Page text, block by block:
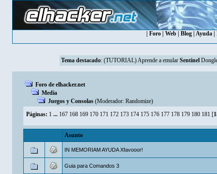
Foro| Web| Blog| Ayuda|
Tema destacado: (TUTORIAL) Aprende a emular Sentinel
Foro de elhacker.net
Media
Juegos y Consolas (Moderador: Randomize)
Páginas: 1 ... 167 168 169 170 171 172 173 174 175 176 177 178 179 180 181 [
Asunto
IN MEMORIAM AYUDA Xfavooor!
Guia para Comandos 3